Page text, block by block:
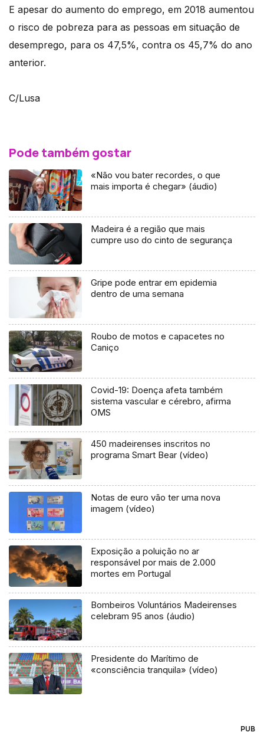
E apesar do aumento do emprego, em 2018 aumentou
o risco de pobreza para as pessoas em situação de
desemprego, para os 47,5%, contra os 45,7% do ano
anterior.
C/Lusa
Pode também gostar
«Não vou bater recordes, o que
mais importa é chegar» (áudio)
Madeira é a região que mais
cumpre uso do cinto de segurança
Gripe pode entrar em epidemia
dentro de uma semana
Roubo de motos e capacetes no
Caniço
Covid-19: Doença afeta também
sistema vascular e cérebro, afirma
OMS
450 madeirenses inscritos no
programa Smart Bear (vídeo)
Notas de euro vão ter uma nova
imagem (vídeo)
Exposição a poluição no ar
responsável por mais de 2.000
mortes em Portugal
Bombeiros Voluntários Madeirenses
celebram 95 anos (áudio)
Presidente do Marítimo de
«consciência tranquila» (vídeo)
PUB